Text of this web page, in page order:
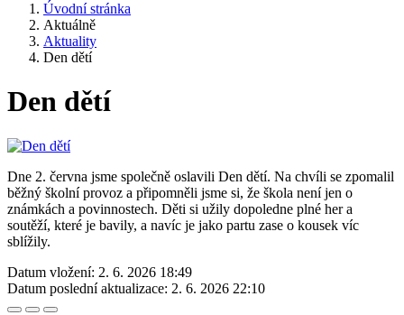
Úvodní stránka
Aktuálně
Aktuality
Den dětí
Den dětí
Dne 2. června jsme společně oslavili Den dětí. Na chvíli se zpomalil
běžný školní provoz a připomněli jsme si, že škola není jen o
známkách a povinnostech. Děti si užily dopoledne plné her a
soutěží, které je bavily, a navíc je jako partu zase o kousek víc
sblížily.
Datum vložení: 2. 6. 2026 18:49
Datum poslední aktualizace: 2. 6. 2026 22:10